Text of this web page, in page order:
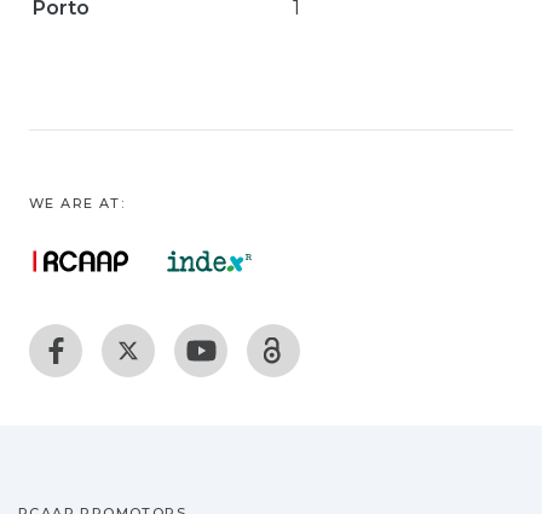
Porto 1
WE ARE AT: